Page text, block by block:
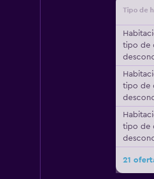
Tipo de
tipo de
tipo de
tipo de
21